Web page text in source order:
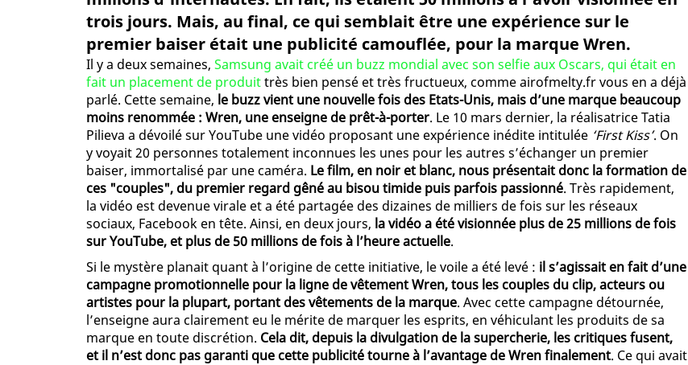
trois jours. Mais, au final, ce qui semblait être une expérience sur le
premier baiser était une publicité camouflée, pour la marque Wren.
Il y a deux semaines, Samsung avait créé un buzz mondial avec son selfie aux Oscars, qui était en
fait un placement de produittrès bien pensé et très fructueux, comme airofmelty.fr vous en a déjà
parlé. Cette semaine, le buzz vient une nouvelle fois des Etats-Unis, mais d’une marque beaucoup
moins renommée : Wren, une enseigne de prêt-à-porter. Le 10 mars dernier, la réalisatrice Tatia
Pilieva a dévoilé sur YouTube une vidéo proposant une expérience inédite intitulée ‘First Kiss’. On
y voyait 20 personnes totalement inconnues les unes pour les autres s’échanger un premier
baiser, immortalisé par une caméra. Le film, en noir et blanc, nous présentait donc la formation de
ces "couples", du premier regard gêné au bisou timide puis parfois passionné. Très rapidement,
la vidéo est devenue virale et a été partagée des dizaines de milliers de fois sur les réseaux
sociaux, Facebook en tête. Ainsi, en deux jours, la vidéo a été visionnée plus de 25 millions de fois
sur YouTube, et plus de 50 millions de fois à l’heure actuelle.
Si le mystère planait quant à l’origine de cette initiative, le voile a été levé : il s’agissait en fait d’une
campagne promotionnelle pour la ligne de vêtement Wren, tous les couples du clip, acteurs ou
artistes pour la plupart, portant des vêtements de la marque. Avec cette campagne détournée,
l’enseigne aura clairement eu le mérite de marquer les esprits, en véhiculant les produits de sa
marque en toute discrétion. Cela dit, depuis la divulgation de la supercherie, les critiques fusent,
et il n’est donc pas garanti que cette publicité tourne à l’avantage de Wren finalement. Ce qui avait